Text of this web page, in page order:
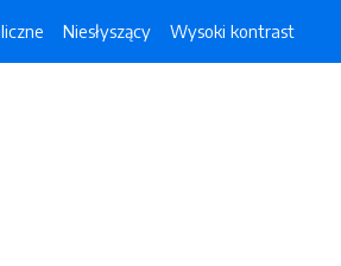
Niesłyszący Wysoki kontrast